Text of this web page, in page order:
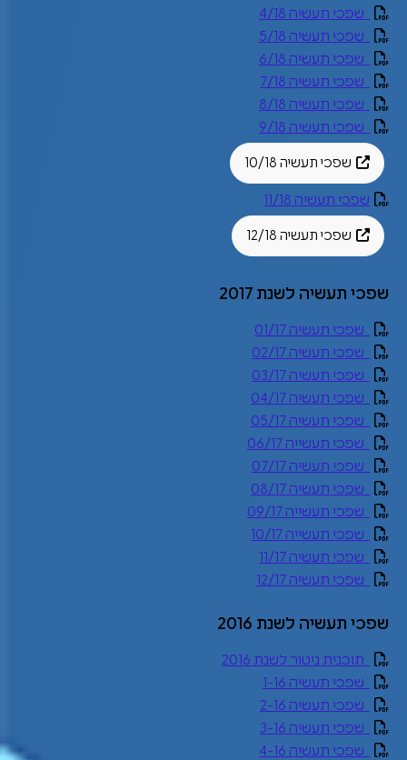
שפכי תעשיה 4/18
שפכי תעשיה 5/18
שפכי תעשיה 6/18
שפכי תעשיה 7/18
שפכי תעשיה 8/18
שפכי תעשיה 9/18
שפכי תעשיה 10/18
שפכי תעשיה 11/18
שפכי תעשיה 12/18
שפכי תעשיה לשנת 2017
שפכי תעשיה 01/17
שפכי תעשיה 02/17
שפכי תעשיה 03/17
שפכי תעשיה 04/17
שפכי תעשיה 05/17
שפכי תעשייה 06/17
שפכי תעשיה 07/17
שפכי תעשיה 08/17
שפכי תעשייה 09/17
שפכי תעשייה 10/17
שפכי תעשיה 11/17
שפכי תעשיה 12/17
שפכי תעשיה לשנת 2016
תוכנית ניטור לשנת 2016
שפכי תעשיה 1-16
שפכי תעשיה 2-16
שפכי תעשיה 3-16
שפכי תעשיה 4-16